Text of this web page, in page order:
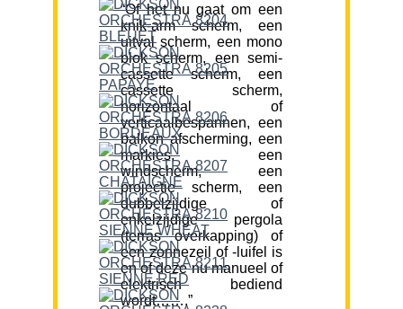
“Of het nu gaat om een
knik-arm scherm, een
uitval scherm, een mono
blok scherm, een semi-
cassette scherm, een
cassette scherm,
horizontaal of
verticaalbespannen, een
balkon afscherming, een
markies, een
windscherm, een
projectie scherm, een
dubbelzijdige of
enkelzijdige pergola
(terras overkapping) of
een zonnezeil of -luifel is
en of deze nu manueel of
elektrisch bediend
wordt…….”